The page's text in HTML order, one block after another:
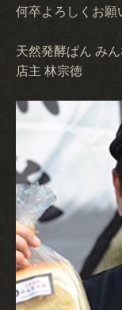
何卒よろしくお願
天然発酵ぱん み
店主 林宗徳